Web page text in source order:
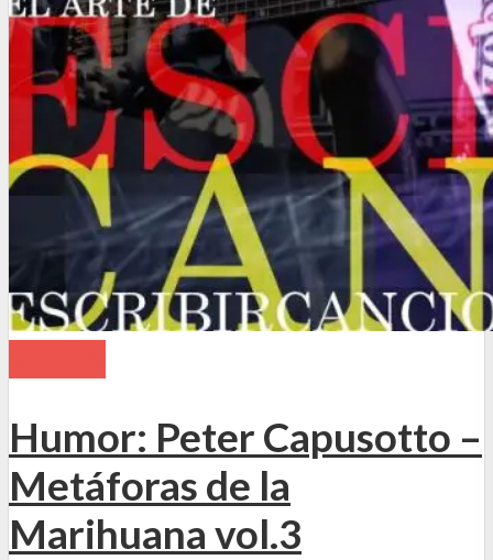
Humor: Peter Capusotto –
Metáforas de la
Marihuana vol.3